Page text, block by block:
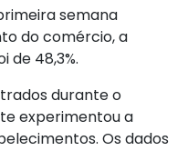
semana
do comércio, a
de 48,3%.
durante o
experimentou a
Os dados